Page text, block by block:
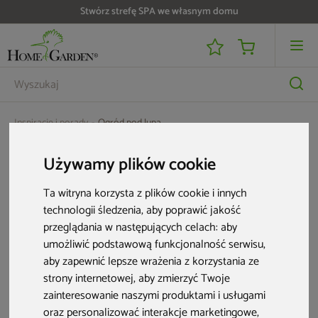
Używamy plików cookie
Ta witryna korzysta z plików cookie i innych
technologii śledzenia, aby poprawić jakość
przeglądania w następujących celach:aby
umożliwić podstawową funkcjonalność serwisu,
aby zapewnić lepsze wrażenia z korzystania ze
strony internetowej,aby zmierzyć Twoje
zainteresowanie naszymi produktami i usługami
oraz personalizować interakcje marketingowe,
Stwórz strefę SPA we własnym domu
Inspiracje i porady Ogród pod lupą
Ogród pod lupą